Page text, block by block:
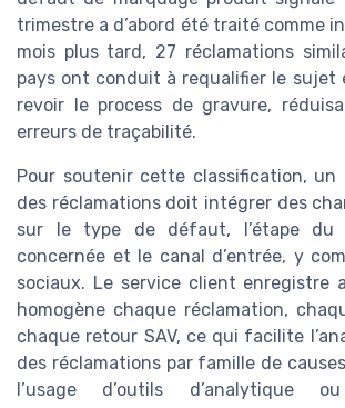
trimestre a d’abord été traité comme
mois plus tard, 27 réclamations
pays ont conduit à requalifier le sujet
revoir le process de gravure,
erreurs de traçabilité.
Pour soutenir cette classification,
des réclamations doit intégrer des
sur le type de défaut, l’étape du
concernée et le canal d’entrée, y
sociaux. Le service client enregistre
homogène chaque réclamation,
chaque retour SAV, ce qui facilite
des réclamations par famille de
l’usage d’outils d’analytique